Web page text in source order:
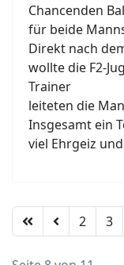
Chancenden
für beide
Direkt nach
wollte die F2-
Trainer
leiteten die
Insgesamt ein
viel Ehrgeiz
2 3